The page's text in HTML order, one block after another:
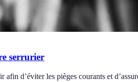
serrurier
d’éviter les pièges courants et